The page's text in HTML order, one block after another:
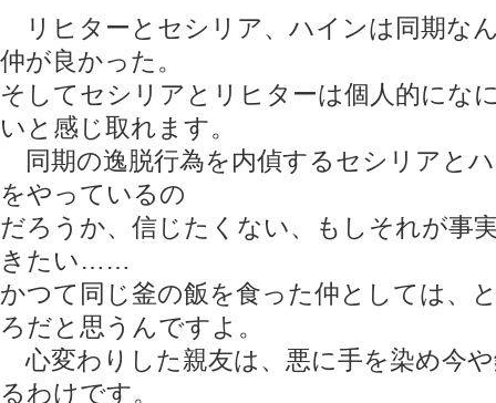
リヒターとセシリア、ハインは同期な
仲が良かった。
そしてセシリアとリヒターは個人的にな
いと感じ取れます。
同期の逸脱行為を内偵するセシリアと
をやっているの
だろうか、信じたくない、もしそれが事
きたい……
かつて同じ釜の飯を食った仲としては、
ろだと思うんですよ。
心変わりした親友は、悪に手を染め今
るわけです。